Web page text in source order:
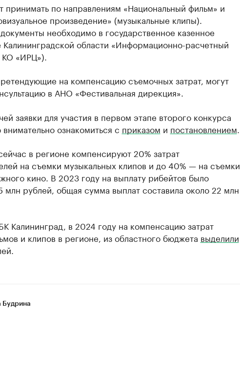
принимать по направлениям «Национальный фильм» и
произведение» (музыкальные клипы).
необходимо в государственное казенное
области «Информационно-расчетный
«ИРЦ»).
на компенсацию съемочных затрат, могут
в АНО «Фестивальная дирекция».
заявки для участия в первом этапе второго конкурса
ознакомиться с приказом и постановлением
в регионе компенсируют 20% затрат
на съемки музыкальных клипов и до 40% — на съемки
кино. В 2023 году на выплату рибейтов было
млн рублей, общая сумма выплат составила около 22 млн
Калининград, в 2024 году на компенсацию затрат
и клипов в регионе, из областного бюджета выделили
Будрина